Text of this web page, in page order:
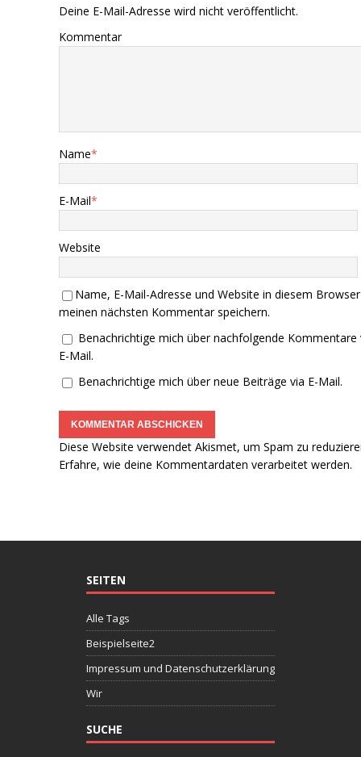
Deine E-Mail-Adresse wird nicht veröffentlicht.
Kommentar
Name*
E-Mail*
Website
Name, E-Mail-Adresse und Website in diesem
meinen nächsten Kommentar speichern.
Benachrichtige mich über nachfolgende Kommentare
E-Mail.
Benachrichtige mich über neue Beiträge via E-Mail.
Diese Website verwendet Akismet, um Spam zu
Erfahre, wie deine Kommentardaten verarbeitet werden.
SEITEN
Alle Tags
Beispielseite2
Impressum und Datenschutzerklärung
Wir
SUCHE